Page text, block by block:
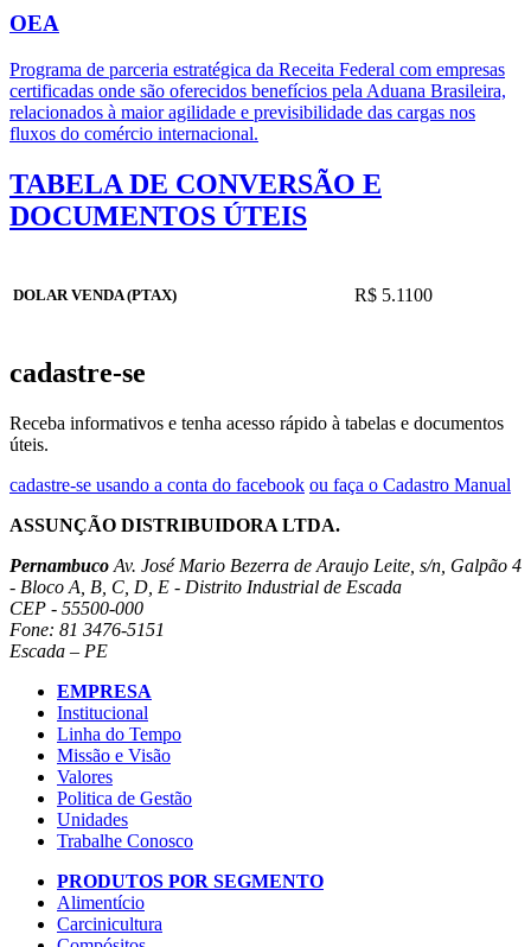
OEA
Programa de parceria estratégica da Receita Federal com empresas
certificadas onde são oferecidos benefícios pela Aduana Brasileira,
relacionados à maior agilidade e previsibilidade das cargas nos
fluxos do comércio internacional.
TABELA DE CONVERSÃO E
DOCUMENTOS ÚTEIS
DOLAR VENDA (PTAX) R$ 5.1100
cadastre-se
Receba informativos e tenha acesso rápido à tabelas e documentos
úteis.
cadastre-se usando a conta do facebook ou faça o Cadastro Manual
ASSUNÇÃO DISTRIBUIDORA LTDA.
Pernambuco Av. José Mario Bezerra de Araujo Leite, s/n, Galpão 4
- Bloco A, B, C, D, E - Distrito Industrial de Escada
CEP - 55500-000
Fone: 81 3476-5151
Escada – PE
EMPRESA
Institucional
Linha do Tempo
Missão e Visão
Valores
Politica de Gestão
Unidades
Trabalhe Conosco
PRODUTOS POR SEGMENTO
Alimentício
Carcinicultura